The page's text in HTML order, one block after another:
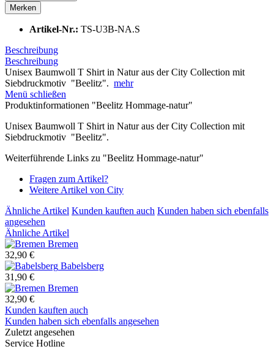
Merken
Artikel-Nr.: TS-U3B-NA.S
Beschreibung
Beschreibung
Unisex Baumwoll T Shirt in Natur aus der City Collection mit
Siebdruckmotiv "Beelitz". mehr
Menü schließen
Produktinformationen "Beelitz Hommage-natur"
Unisex Baumwoll T Shirt in Natur aus der City Collection mit
Siebdruckmotiv "Beelitz".
Weiterführende Links zu "Beelitz Hommage-natur"
Fragen zum Artikel?
Weitere Artikel von City
Ähnliche Artikel Kunden kauften auch Kunden haben sich ebenfalls
angesehen
Ähnliche Artikel
Bremen
32,90 €
Babelsberg
31,90 €
Bremen
32,90 €
Kunden kauften auch
Kunden haben sich ebenfalls angesehen
Zuletzt angesehen
Service Hotline